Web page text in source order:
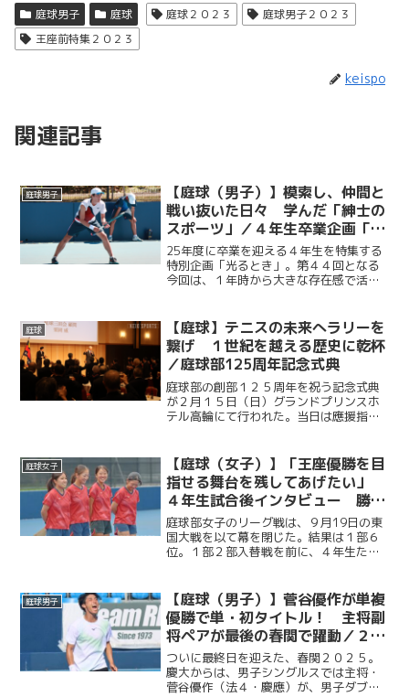
庭球男子 庭球 庭球２０２３
庭球男子２０２３
王座前特集２０２３
keispo
関連記事
庭球男子
【庭球（男子）】模索し、仲間と
戦い抜いた日々 学んだ「紳士の
スポーツ」／４年生卒業企画「光
るとき」 No.44・菅谷優作
25年度に卒業を迎える４年生を特集する
特別企画「光るとき」。第４４回となる
今回は、１年時から大きな存在感で活躍
だからこそ語れるその思いに迫る。
庭球
【庭球】テニスの未来へラリーを
繋げ １世紀を越える歴史に乾杯
／庭球部125周年記念式典
庭球部の創部１２５周年を祝う記念式典
が２月１５日（日）グランドプリンスホ
テル高輪にて行われた。当日は應援指導
り、慶大庭球部の映えある実績と輝かし
い未来を象徴するような...
庭球女子
【庭球（女子）】「王座優勝を目
指せる舞台を残してあげたい」
４年生試合後インタビュー 勝利
掴めず１部６位で入替戦へ／関東
大学テニスリーグ1部vs東国大
庭球部女子のリーグ戦は、９月19日の東
国大戦を以て幕を閉じた。結果は１部６
位。１部２部入替戦を前に、４年生たち
今回は女子部４年生である、主将・大橋
麗美華選手（総４・光明...
庭球男子
【庭球（男子）】菅谷優作が単複
優勝で単・初タイトル！ 主将副
将ペアが最後の春関で躍動／２０
２５年関東学生テニストーナメン
ト大会（春関）
ついに最終日を迎えた、春関２０２５。
慶大からは、男子シングルスでは主将・
菅谷優作（法４・慶應）が、男子ダブル